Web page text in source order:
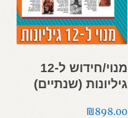
מנוי/חידוש ל-12
גיליונות (שנתיים)
₪898.00